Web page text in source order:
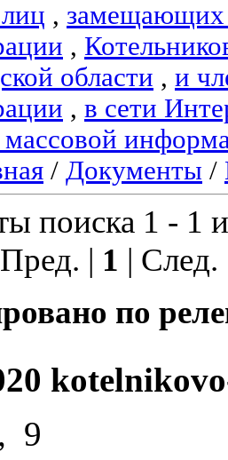
, замещающих
,
области , и
, в сети
массовой
/ Документы /
поиска 1 - 1
| 1 |
по
9